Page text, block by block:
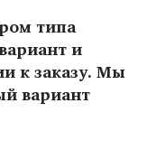
типа
и
к заказу. Мы
вариант